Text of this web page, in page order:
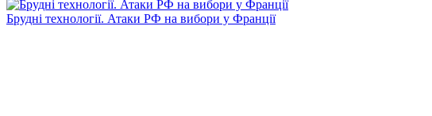
Брудні технології. Атаки РФ на вибори у Франції